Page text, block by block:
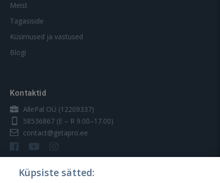
Meist
Tagasiside
Küsimused ja vastused
Blogi
Kontaktid
AllePal OÜ (12209337)
58536867 (E – R 9.00–17.00)
contact@getapro.ee
Küpsiste sätted: